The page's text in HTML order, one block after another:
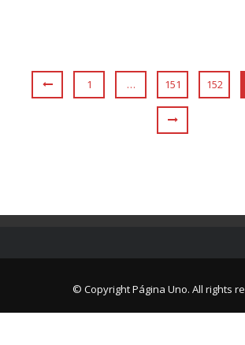
1 … 151 152
© Copyright Página Uno. All rights